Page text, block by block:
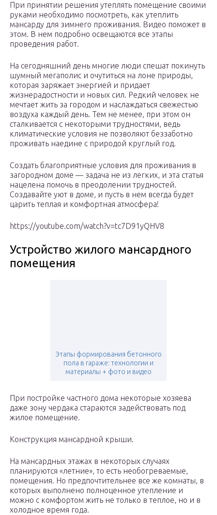
При принятии решения утеплять помещение своими
руками необходимо посмотреть, как утеплить
мансарду для зимнего проживания. Видео поможет в
этом. В нем подробно освещаются все этапы
проведения работ.
На сегодняшний день многие люди спешат покинуть
шумный мегаполис и очутиться на лоне природы,
которая заряжает энергией и придает
жизнерадостности и новых сил. Редкий человек не
мечтает жить за городом и наслаждаться свежестью
воздуха каждый день. Тем не менее, при этом он
сталкивается с некоторыми трудностями, ведь
климатические условия не позволяют беззаботно
проживать наедине с природой круглый год.
Создать благоприятные условия для проживания в
загородном доме — задача не из легких, и эта статья
нацелена помочь в преодолении трудностей.
Создавайте уют в доме, и пусть в нем всегда будет
царить теплая и комфортная атмосфера!
https://youtube.com/watch?v=tc7D91yQHV8
Устройство жилого мансардного
помещения
Этапы формирования бетонного
пола в гараже: технологии и
материалы + фото и видео
При постройке частного дома некоторые хозяева
даже зону чердака стараются задействовать под
жилое помещение.
Конструкция мансардной крыши.
На мансардных этажах в некоторых случаях
планируются «летние», то есть необогреваемые,
помещения. Но предпочтительнее все же комнаты, в
которых выполнено полноценное утепление и
можно с комфортом жить не только в теплое, но и в
холодное время года.